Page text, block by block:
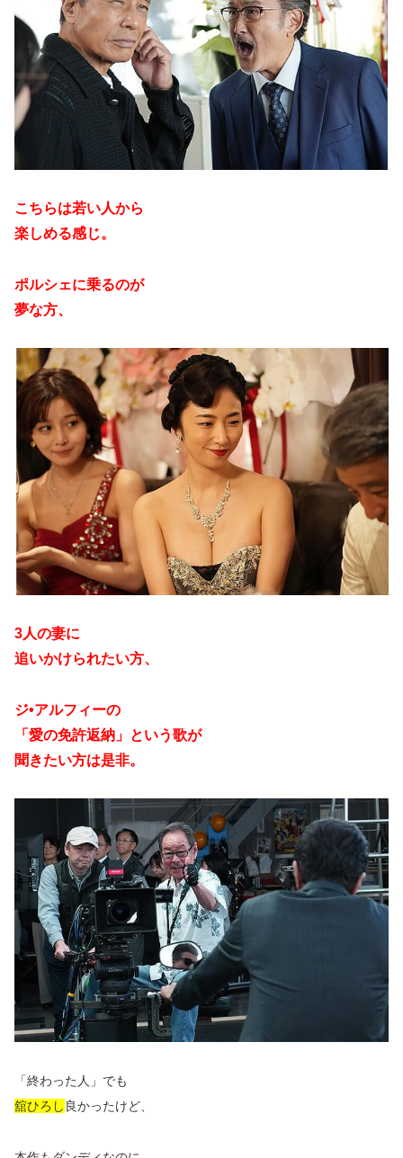
こちらは若い人から
楽しめる感じ。
ポルシェに乗るのが
夢な方、
3人の妻に
追いかけられたい方、
ジ•アルフィーの
「愛の免許返納」という歌が
聞きたい方は是非。
「終わった人」でも
舘ひろし 良かったけど、